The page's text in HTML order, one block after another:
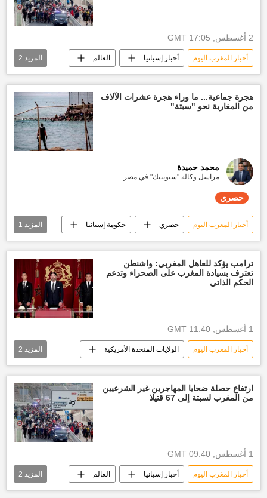
2 أغسطس, 17:05 GMT
أخبار المغرب اليوم أخبار إسبانيا العالم
العالم العربي أخبار العالم الآن
المزيد 2
هجرة جماعية... ما وراء هجرة عشرات الآلاف
من المغاربة نحو "سبتة"
محمد حميدة
مراسل وكالة "سبوتنيك" في مصر
حصري
أخبار المغرب اليوم حصري حكومة إسبانيا
تقارير سبوتنيك
المزيد 1
ترامب يؤكد للعاهل المغربي: واشنطن
تعترف بسيادة المغرب على الصحراء وتدعم
الحكم الذاتي
1 أغسطس, 11:40 GMT
أخبار المغرب اليوم الولايات المتحدة الأمريكية
دونالد ترامب العالم العربي
المزيد 2
ارتفاع حصلة ضحايا المهاجرين غير الشرعيين
من المغرب لسبتة إلى 67 قتيلا
1 أغسطس, 09:40 GMT
أخبار المغرب اليوم أخبار إسبانيا العالم
أخبار العالم الآن الأخبار
المزيد 2